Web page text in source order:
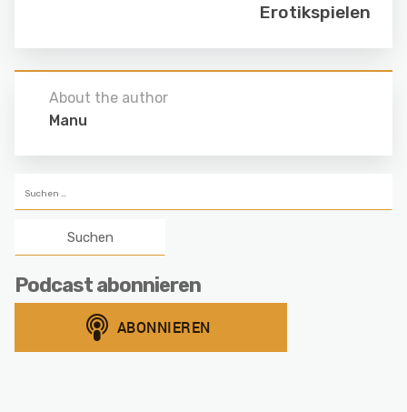
Erotikspielen
About the author
Manu
nach:
Podcast abonnieren